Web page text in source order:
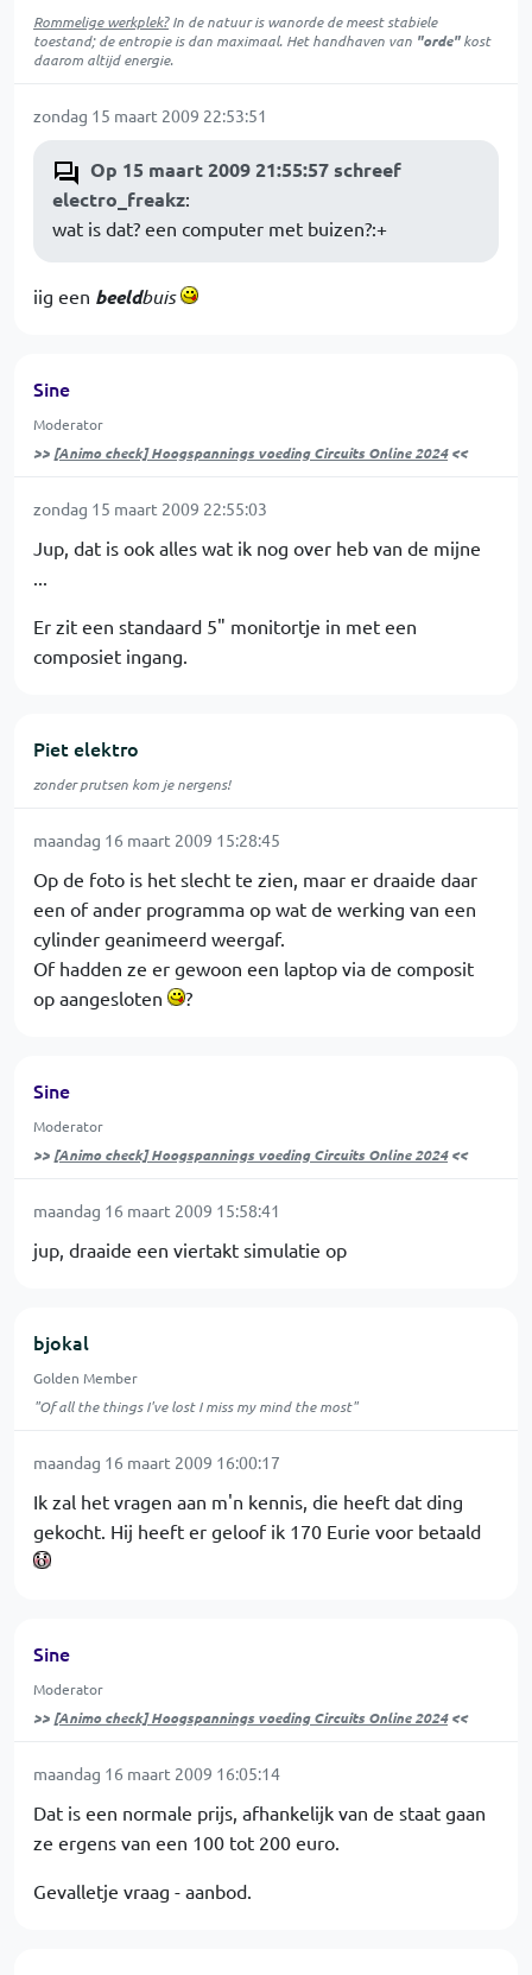
Rommelige werkplek?In de natuur iswanordede meest stabiele
toestand; de entropie is dan maximaal. Het handhaven van "orde"kost
daarom altijd energie.
zondag 15 maart 2009 22:53:51
Op 15 maart 2009 21:55:57 schreef
electro_freakz:
wat is dat? een computer met buizen?:+
iig een beeldbuis
Sine
Moderator
>> [Animo check] Hoogspannings voeding Circuits Online 2024<<
zondag 15 maart 2009 22:55:03
Jup, dat is ook alles wat ik nog over heb van de mijne
...
Er zit een standaard 5" monitortje in met een
composiet ingang.
Piet elektro
zonder prutsen kom je nergens!
maandag 16 maart 2009 15:28:45
Op de foto is het slecht te zien, maar er draaide daar
een of ander programma op wat de werking van een
cylinder geanimeerd weergaf.
Of hadden ze er gewoon een laptop via de composit
op aangesloten
?
Sine
Moderator
>> [Animo check] Hoogspannings voeding Circuits Online 2024<<
maandag 16 maart 2009 15:58:41
jup, draaide een viertakt simulatie op
bjokal
Golden Member
"Of all the things I've lost I miss my mind the most"
maandag 16 maart 2009 16:00:17
Ik zal het vragen aan m'n kennis, die heeft dat ding
gekocht. Hij heeft er geloof ik 170 Eurie voor betaald
Sine
Moderator
>> [Animo check] Hoogspannings voeding Circuits Online 2024<<
maandag 16 maart 2009 16:05:14
Dat is een normale prijs, afhankelijk van de staat gaan
ze ergens van een 100 tot 200 euro.
Gevalletje vraag - aanbod.